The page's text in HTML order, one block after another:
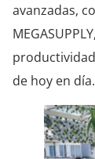
avanzadas,
de hoy en día.